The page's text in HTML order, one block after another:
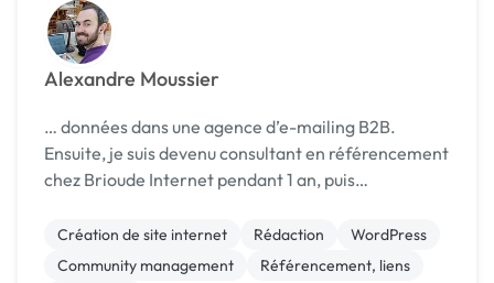
Alexandre Moussier
… données dans une agence d’e-mailing B2B.
Ensuite, je suis devenu consultant en référencement
chez Brioude Internet pendant 1 an, puis
Création de site internet Rédaction
WordPress
Community management
Référencement, liens